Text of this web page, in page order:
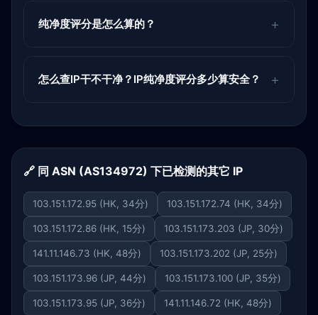
纯净度评分是怎么算的？
怎么查IP干不干净？IP纯净度评分多少算安全？
🔗 同 ASN (AS134972) 下已检测的其它 IP
103.151.172.95 (HK, 34分) 103.151.172.74 (HK, 34分)
103.151.172.86 (HK, 15分) 103.151.173.203 (JP, 30分)
141.11.146.73 (HK, 48分) 103.151.173.202 (JP, 25分)
103.151.173.96 (JP, 44分) 103.151.173.100 (JP, 35分)
103.151.173.95 (JP, 36分) 141.11.146.72 (HK, 48分)